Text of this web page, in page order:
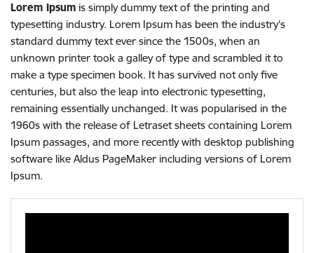
Lorem Ipsum is simply dummy text of the printing and
typesetting industry. Lorem Ipsum has been the industry's
standard dummy text ever since the 1500s, when an
unknown printer took a galley of type and scrambled it to
make a type specimen book. It has survived not only five
centuries, but also the leap into electronic typesetting,
remaining essentially unchanged. It was popularised in the
1960s with the release of Letraset sheets containing Lorem
Ipsum passages, and more recently with desktop publishing
software like Aldus PageMaker including versions of Lorem
Ipsum.